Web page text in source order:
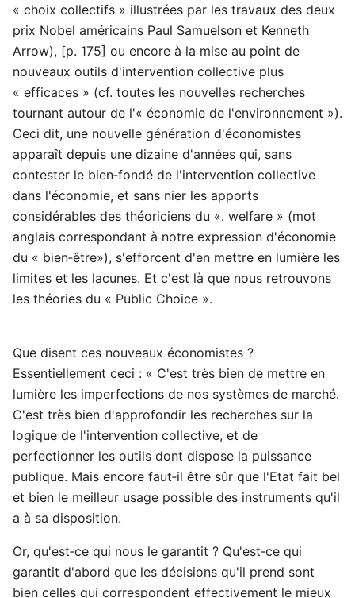
« choix collectifs » illustrées par les travaux des deux
prix Nobel américains Paul Samuelson et Kenneth
Arrow), [p. 175] ou encore à la mise au point de
nouveaux outils d'intervention collective plus
« efficaces » (cf. toutes les nouvelles recherches
tournant autour de l'« économie de l'environnement »).
Ceci dit, une nouvelle génération d'économistes
apparaît depuis une dizaine d'années qui, sans
contester le bien‑fondé de l'intervention collective
dans l'économie, et sans nier les apports
considérables des théoriciens du «. welfare » (mot
anglais correspondant à notre expression d'économie
du « bien‑être»), s'efforcent d'en mettre en lumière les
limites et les lacunes. Et c'est là que nous retrouvons
les théories du « Public Choice ».
Que disent ces nouveaux économistes ?
Essentiellement ceci : « C'est très bien de mettre en
lumière les imperfections de nos systèmes de marché.
C'est très bien d'approfondir les recherches sur la
logique de l'intervention collective, et de
perfectionner les outils dont dispose la puissance
publique. Mais encore faut‑il être sûr que l'Etat fait bel
et bien le meilleur usage possible des instruments qu'il
a à sa disposition.
Or, qu'est‑ce qui nous le garantit ? Qu'est‑ce qui
garantit d'abord que les décisions qu'il prend sont
bien celles qui correspondent effectivement le mieux